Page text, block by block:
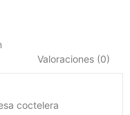
Valoraciones (0)
coctelera